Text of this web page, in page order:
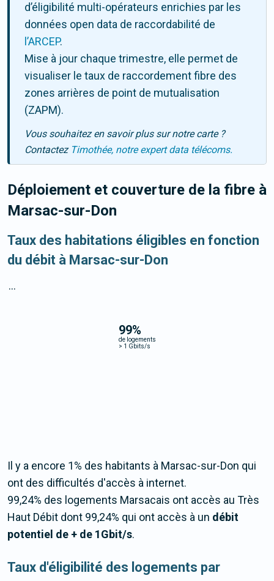
d’éligibilité multi-opérateurs enrichies par les
données open data de raccordabilité de
l’ARCEP.
Mise à jour chaque trimestre, elle permet de
visualiser le taux de raccordement fibre des
zones arrières de point de mutualisation
(ZAPM).
Vous souhaitez en savoir plus sur notre carte ?
Contactez Timothée, notre expert data télécoms.
Déploiement et couverture de la fibre à
Marsac-sur-Don
Taux des habitations éligibles en fonction
du débit à Marsac-sur-Don
99%
de logements
> 1 Gbits/s
...
Il y a encore 1% des habitants à Marsac-sur-Don qui
ont des difficultés d'accès à internet.
99,24% des logements Marsacais ont accès au Très
Haut Débit dont 99,24% qui ont accès à un débit
potentiel de + de 1Gbit/s.
Taux d'éligibilité des logements par